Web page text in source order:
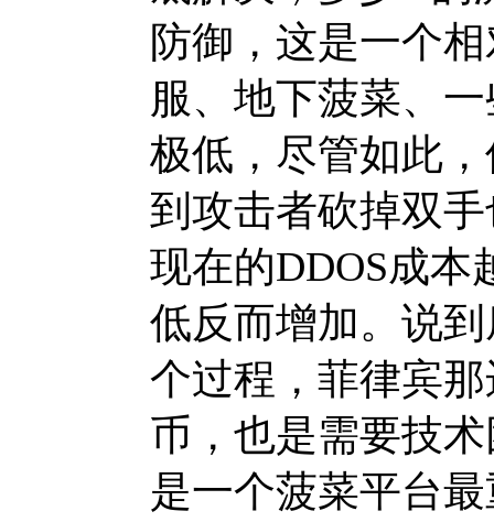
防御，这是一个
服、地下菠菜、
极低，尽管如此
到攻击者砍掉双
现在的DDOS成本
低反而增加。说
个过程，菲律宾
币，也是需要技
是一个菠菜平台